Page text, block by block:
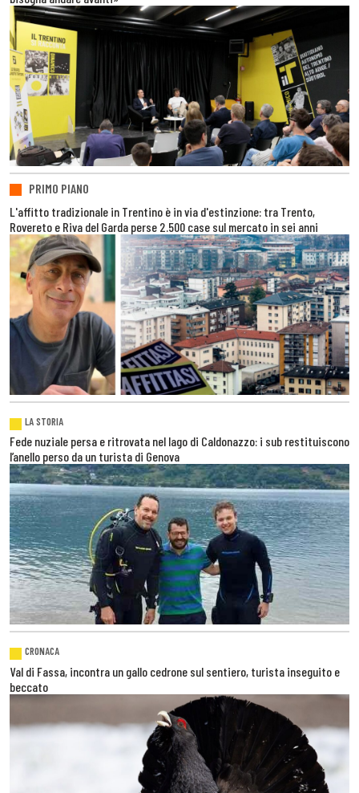
PRIMO PIANO
L'affitto tradizionale in Trentino è in via d'estinzione: tra Trento,
Rovereto e Riva del Garda perse 2.500 case sul mercato in sei anni
LA STORIA
Fede nuziale persa e ritrovata nel lago di Caldonazzo: i sub restituiscono
l’anello perso da un turista di Genova
CRONACA
Val di Fassa, incontra un gallo cedrone sul sentiero, turista inseguito e
beccato